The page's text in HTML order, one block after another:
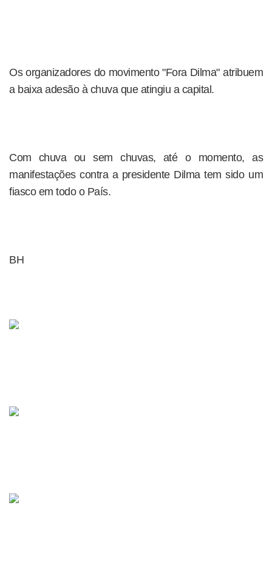
Os organizadores do movimento "Fora Dilma" atribuem
a baixa adesão à chuva que atingiu a capital.
Com chuva ou sem chuvas, até o momento, as
manifestações contra a presidente Dilma tem sido um
fiasco em todo o País.
BH